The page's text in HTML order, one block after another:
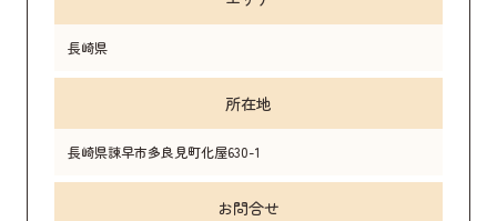
長崎県
所在地
長崎県諫早市多良見町化屋630-1
お問合せ